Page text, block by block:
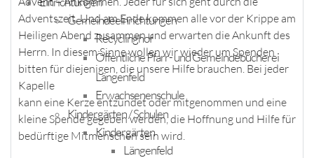
Gemeindeeinrichtungen
Recyclinghof
Öffentliche Pfarr- und Gemeindebücherei
Längenfeld
Erwachsenenschule
Kindergärten / Schulen
Kindergärten
Längenfeld
Adventszeit. Und am Ende kommen alle vor der Krippe am
Heiligen Abend zusammen und erwarten die Ankunft des
Herrn. In diesem Sinne wollen wir wieder um Spenden
bitten für diejenigen, die unsere Hilfe brauchen. Bei jeder
Kapelle
kann eine Kerze entzündet oder mitgenommen und eine
kleine Spende gegeben werden, die Hoffnung und Hilfe für
bedürftige Mitmenschen sein wird.